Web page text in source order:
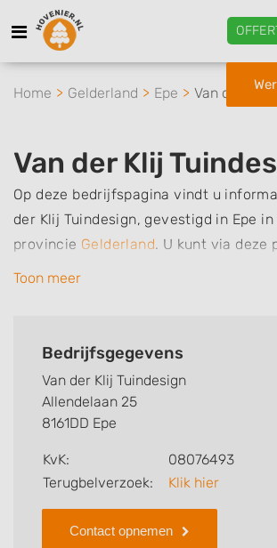
Home Gelderland Epe Van der Klij
Van der Klij
Op deze bedrijfspagina vindt u
der Klij Tuindesign, gevestigd in Epe in
provincie Gelderland. U kunt via deze
eenvoudig contact met het bedrijf
kunt u snel zien welke zaken Van der
of review achterlaten als u al ervaring
bedrijf.
Zoekt u een ander bedrijf? Bekijk dan
hoveniers en bedrijven inEpe.
Toon meer
Bedrijfsgegevens
Van der Klij Tuindesign
Allendelaan 25
8161DD Epe
KvK:
08076493
Terugbelverzoek:
Klik hier
Contact opnemen